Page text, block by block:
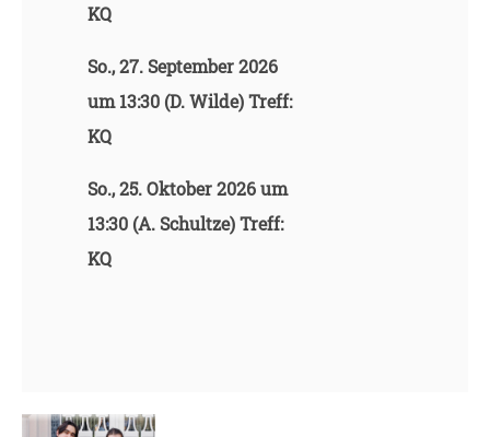
KQ
So., 27. September 2026
um 13:30 (D. Wilde) Treff:
KQ
So., 25. Oktober 2026 um
13:30 (A. Schultze) Treff:
KQ